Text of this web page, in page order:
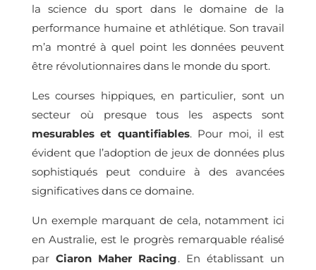
la science du sport dans le domaine de la
performance humaine et athlétique. Son travail
m’a montré à quel point les données peuvent
être révolutionnaires dans le monde du sport.
Les courses hippiques, en particulier, sont un
secteur où presque tous les aspects sont
mesurables et quantifiables. Pour moi, il est
évident que l’adoption de jeux de données plus
sophistiqués peut conduire à des avancées
significatives dans ce domaine.
Un exemple marquant de cela, notamment ici
en Australie, est le progrès remarquable réalisé
parCiaron Maher Racing. En établissant un